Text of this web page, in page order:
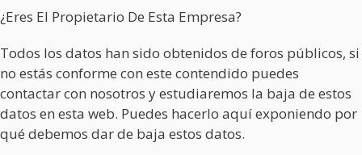
¿Eres El Propietario De Esta Empresa?
Todos los datos han sido obtenidos de foros públicos, si
no estás conforme con este contendido puedes
contactar con nosotros y estudiaremos la baja de estos
datos en esta web. Puedes hacerlo aquí exponiendo por
qué debemos dar de baja estos datos.